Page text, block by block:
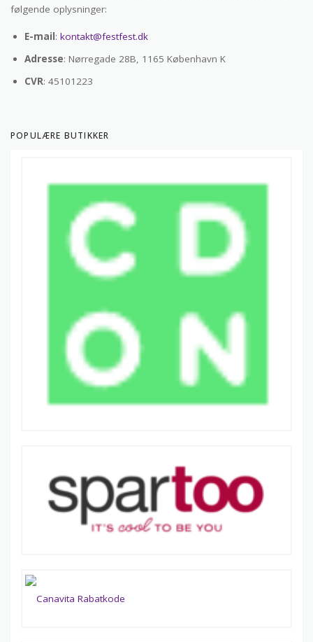
følgende oplysninger:
E-mail: kontakt@festfest.dk
Adresse: Nørregade 28B, 1165 København K
CVR: 45101223
POPULÆRE BUTIKKER